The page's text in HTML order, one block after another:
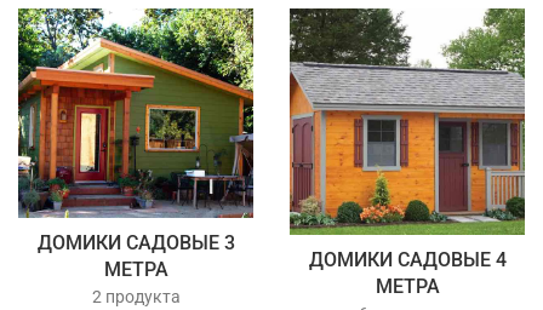
ДОМИКИ САДОВЫЕ 3
МЕТРА
2 продукта
ДОМИКИ САДОВЫЕ 4
МЕТРА